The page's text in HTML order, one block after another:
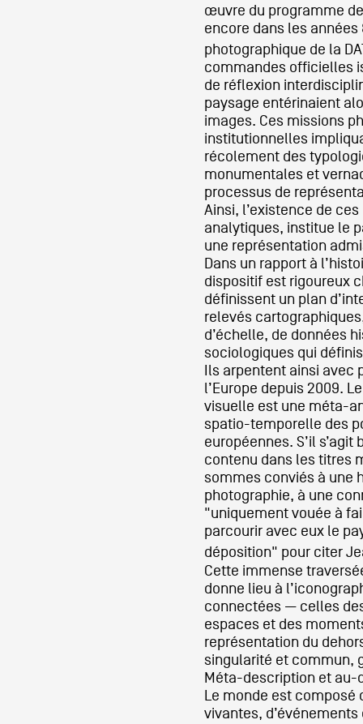
1% œuvres
public
Réseau
De A à Z
Année par année
Collection vidéos
Candidater
œuvre du programme
encore dans les
photographique de la
commandes officielles
de réflexion
paysage entérinaient
images. Ces missions
institutionnelles
récolement des
monumentales et
processus de
Ainsi, l’existence de
analytiques, institue le
une représentation
Dans un rapport à
dispositif est rigoureux
définissent un plan
relevés
d’échelle, de données
sociologiques qui
Ils arpentent ainsi avec
l’Europe depuis 2009.
visuelle est une méta-
spatio-temporelle des
européennes. S’il
contenu dans les titres
sommes conviés à une
photographie, à une
"uniquement vouée à
parcourir avec eux le
déposition" pour citer
Cette immense
donne lieu à
connectées — celles
espaces et des
représentation du
singularité et commun,
Méta-description et au-
Le monde est composé
vivantes, d’événements